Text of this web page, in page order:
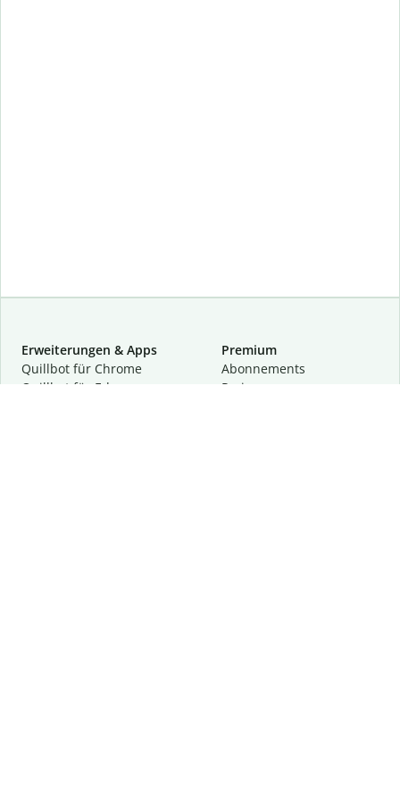
Erweiterungen & Apps
Quillbot für Chrome
Quillbot für Edge
Premium
Abon­ne­ments
Preise